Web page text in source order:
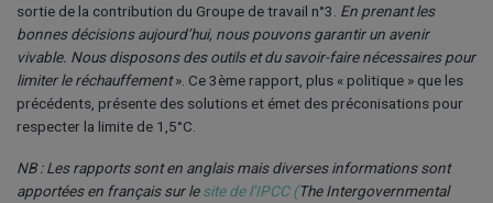
sortie de la contribution du Groupe de travail n°3. En prenant les
bonnes décisions aujourd’hui, nous pouvons garantir un avenir
vivable. Nous disposons des outils et du savoir-faire nécessaires pour
limiter le réchauffement». Ce 3ème rapport, plus « politique » que les
précédents, présente des solutions et émet des préconisations pour
respecter la limite de 1,5°C.
NB : Les rapports sont en anglais mais diverses informations sont
apportées en français sur lesite de l’IPCC (The Intergovernmental